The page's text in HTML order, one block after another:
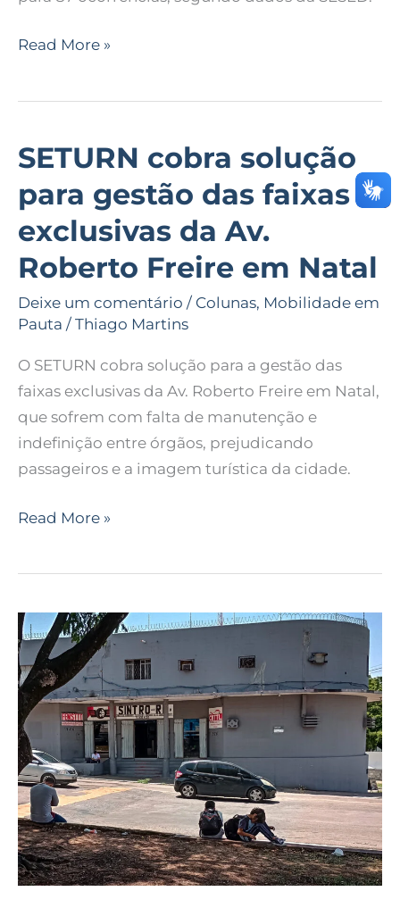
Read More »
SETURN cobra solução
para gestão das faixas
exclusivas da Av.
Roberto Freire em Natal
Deixe um comentário / Colunas, Mobilidade em
Pauta / Thiago Martins
O SETURN cobra solução para a gestão das
faixas exclusivas da Av. Roberto Freire em Natal,
que sofrem com falta de manutenção e
indefinição entre órgãos, prejudicando
passageiros e a imagem turística da cidade.
SETURN
solução
para
gestão
das
faixas
exclusivas
da
Av.
Roberto
Freire
em
Read More »
Mesa
de
negociação
será
instalada
hoje
para
negociação
de
rodoviários
e